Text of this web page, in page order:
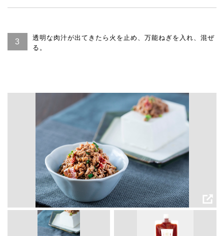
透明な肉汁が出てきたら火を止め、万能ねぎを入れ、混ぜ
る。